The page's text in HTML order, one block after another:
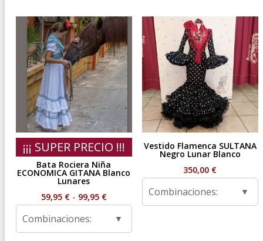
59,95 €
99,95 €
59,95 €
hasta
99,95 €
¡¡¡ SUPER PRECIO !!!
Bata Rociera Niña
ECONOMICA GITANA Blanco
Lunares
59,95 € - 99,95 €Rango
Combinaciones:
Vestido Flamenca SULTANA
Negro Lunar Blanco
350,00 €
Combinaciones: